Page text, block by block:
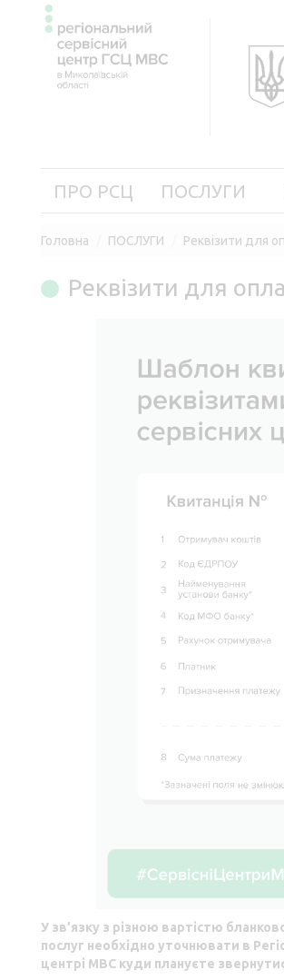
ПРО РСЦ ПОСЛУГИ
Головна ПОСЛУГИ Реквізити для
Реквізити для
У зв’язку з різною вартістю
послуг необхідно уточнювати в
центрі МВС куди плануєте